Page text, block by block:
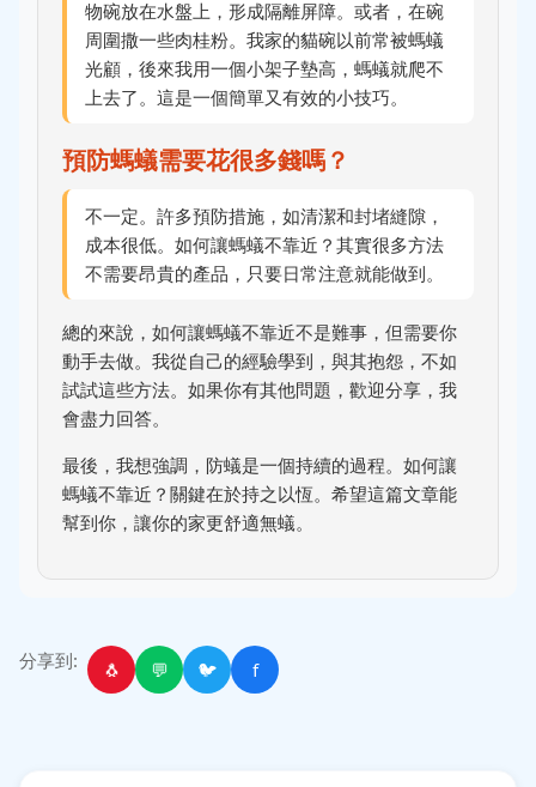
物碗放在水盤上，形成隔離屏障。或者，在碗
周圍撒一些肉桂粉。我家的貓碗以前常被螞蟻
光顧，後來我用一個小架子墊高，螞蟻就爬不
上去了。這是一個簡單又有效的小技巧。
預防螞蟻需要花很多錢嗎？
不一定。許多預防措施，如清潔和封堵縫隙，
成本很低。如何讓螞蟻不靠近？其實很多方法
不需要昂貴的產品，只要日常注意就能做到。
總的來說，如何讓螞蟻不靠近不是難事，但需要你
動手去做。我從自己的經驗學到，與其抱怨，不如
試試這些方法。如果你有其他問題，歡迎分享，我
會盡力回答。
最後，我想強調，防蟻是一個持續的過程。如何讓
螞蟻不靠近？關鍵在於持之以恆。希望這篇文章能
幫到你，讓你的家更舒適無蟻。
分享到: 🐧 💬 🐦 f